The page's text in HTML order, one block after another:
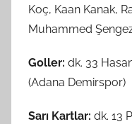
Koç, Kaan Kanak,
Muhammed
Goller: dk. 33
(Adana Demirspor)
Sarı Kartlar: dk. 13